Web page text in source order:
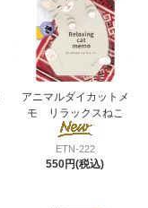
アニマルダイカットメ
モ リラックスねこ
ETN-222
550円(税込)